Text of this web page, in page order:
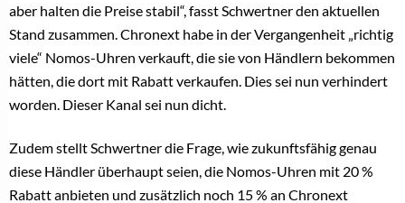
aber halten die Preise stabil“, fasst Schwertner den aktuellen
Stand zusammen. Chronext habe in der Vergangenheit „richtig
viele“ Nomos-Uhren verkauft, die sie von Händlern bekommen
hätten, die dort mit Rabatt verkaufen. Dies sei nun verhindert
worden. Dieser Kanal sei nun dicht.
Zudem stellt Schwertner die Frage, wie zukunftsfähig genau
diese Händler überhaupt seien, die Nomos-Uhren mit 20 %
Rabatt anbieten und zusätzlich noch 15 % an Chronext